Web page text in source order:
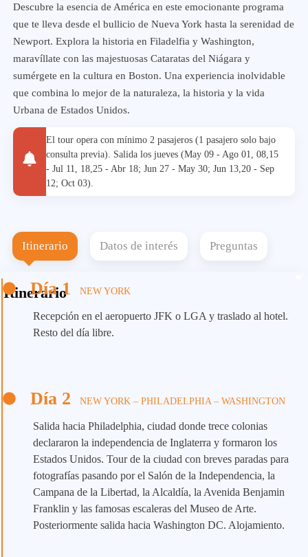
Descubre la esencia de América en este emocionante programa
que te lleva desde el bullicio de Nueva York hasta la serenidad de
Newport. Explora la historia en Filadelfia y Washington,
maravíllate con las majestuosas Cataratas del Niágara y
sumérgete en la cultura en Boston. Una experiencia inolvidable
que combina lo mejor de la naturaleza, la historia y la vida
Urbana de Estados Unidos.
El tour opera con mínimo 2 pasajeros (1 pasajero solo bajo
consulta previa). Salida los jueves (May 09 - Ago 01, 08,15
- Jul 11, 18,25 - Abr 18; Jun 27 - May 30; Jun 13,20 - Sep
12; Oct 03).
Itinerario Datos de interés Preguntas
Itinerario
Día 1 NEW YORK
Recepción en el aeropuerto JFK o LGA y traslado al hotel.
Resto del día libre.
Día 2 NEW YORK – PHILADELPHIA – WASHINGTON
Salida hacia Philadelphia, ciudad donde trece colonias
declararon la independencia de Inglaterra y formaron los
Estados Unidos. Tour de la ciudad con breves paradas para
fotografías pasando por el Salón de la Independencia, la
Campana de la Libertad, la Alcaldía, la Avenida Benjamin
Franklin y las famosas escaleras del Museo de Arte.
Posteriormente salida hacia Washington DC. Alojamiento.